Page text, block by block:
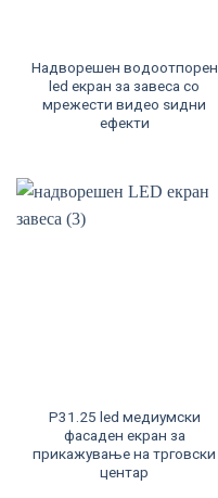
Надворешен водоотпорен
led екран за завеса со
мрежести видео ѕидни
ефекти
P31.25 led медиумски
фасаден екран за
прикажување на трговски
центар